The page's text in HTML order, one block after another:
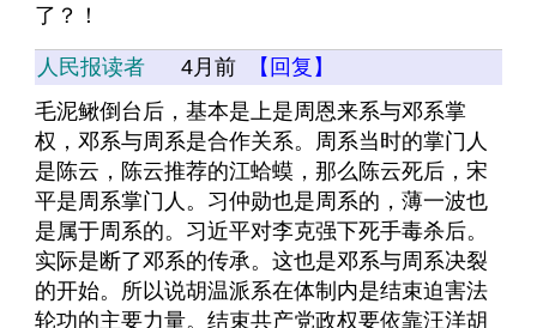
了？！
人民报读者 4月前
【回复】
毛泥鳅倒台后，基本是上是周恩来系与邓系掌
权，邓系与周系是合作关系。周系当时的掌门人
是陈云，陈云推荐的江蛤蟆，那么陈云死后，宋
平是周系掌门人。习仲勋也是周系的，薄一波也
是属于周系的。习近平对李克强下死手毒杀后。
实际是断了邓系的传承。这也是邓系与周系决裂
的开始。所以说胡温派系在体制内是结束迫害法
轮功的主要力量。结束共产党政权要依靠汪洋胡